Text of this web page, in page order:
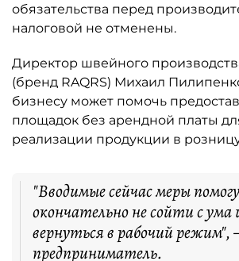
обязательства перед
налоговой не отменены.
Директор швейного
(бренд RAQRS) Михаил
бизнесу может помочь
площадок без арендной платы
реализации продукции в
"Вводимые сейчас меры
окончательно не сойти с ума
вернуться в рабочий
предприниматель.